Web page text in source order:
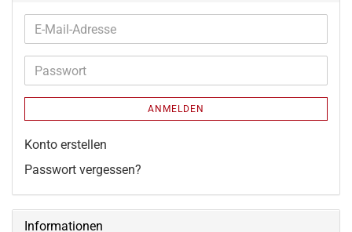
E-
Mail-
Adresse
Passwort
ANMELDEN
Konto erstellen
Passwort vergessen?
Informationen